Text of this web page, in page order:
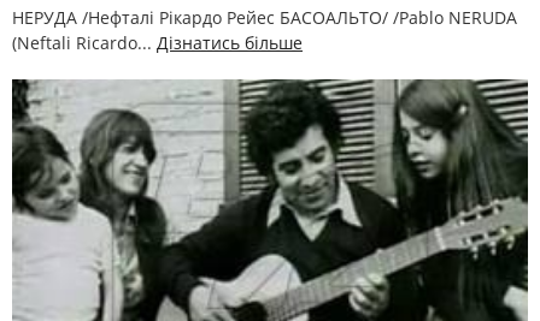
НЕРУДА /Нефталі Рікардо Рейес БАСОАЛЬТО/ /Pablo NERUDA
(Neftali Ricardo... Дізнатись більше